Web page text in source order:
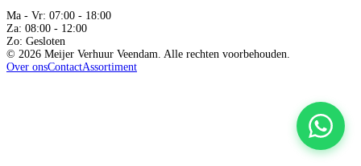
Ma - Vr: 07:00 - 18:00
Za: 08:00 - 12:00
Zo: Gesloten
© 2026 Meijer Verhuur Veendam. Alle rechten voorbehouden.
Over onsContactAssortiment